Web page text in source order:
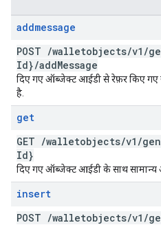
addmessage
POST /walletobjects/v1 /
Id}/addMessage
दिए गए ऑब्जेक्ट आईडी से रेफ़र किए
है.
get
GET /walletobjects/v1 /
Id}
दिए गए ऑब्जेक्ट आईडी के साथ सामान्य
insert
POST /walletobjects/v1 /